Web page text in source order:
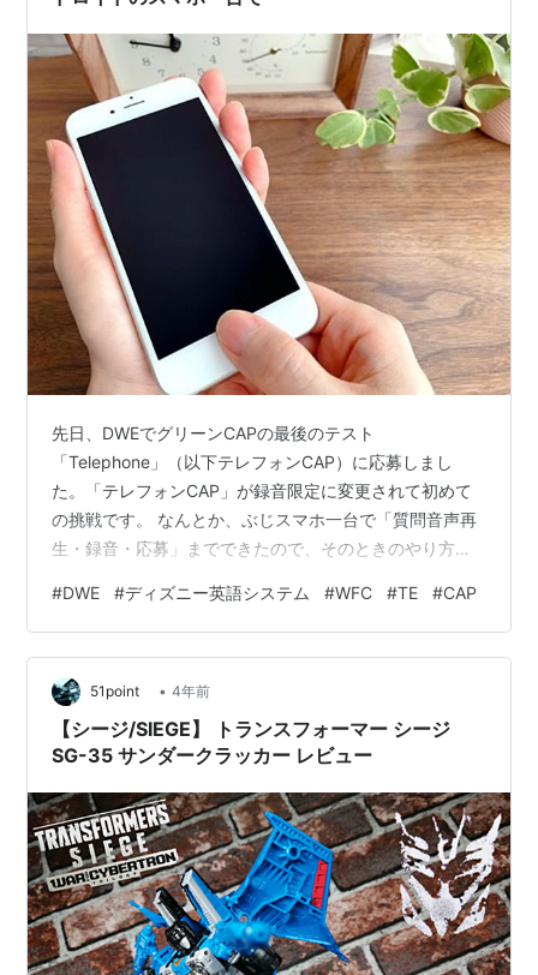
先日、DWEでグリーンCAPの最後のテスト
「Telephone」（以下テレフォンCAP）に応募しまし
た。「テレフォンCAP」が録音限定に変更されて初めて
の挑戦です。 なんとか、ぶじスマホ一台で「質問音声再
生・録音・応募」までできたので、そのときのやり方を
音形式に移行 音声再生機能のメリット・デメリット 音声
再生機能でテレフォンCAPを録音しよう 納得のいくデー
タでテレフォンCAPに合格しよう 2021年10月以降、「テ
レフォンCAP」が録音形式に移行 2021年10月以降、
Telephone English（以下TE）中に「テレフォン…
#DWE #ディズニー英語システム #WFC #TE #CAP
51point • 4年前
【シージ/SIEGE】 トランスフォーマー シージ
SG-35 サンダークラッカー レビュー